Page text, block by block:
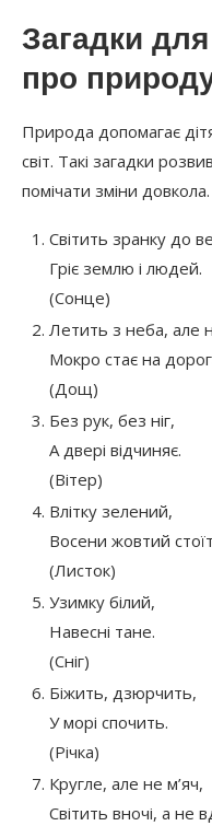
Загадки для
про
Природа допомагає
світ. Такі загадки
помічати зміни довкола.
Світить зранку до
Гріє землю і людей.
(Сонце)
Летить з неба, але
Мокро стає на
(Дощ)
Без рук, без ніг,
А двері відчиняє.
(Вітер)
Влітку зелений,
Восени жовтий
(Листок)
Узимку білий,
Навесні тане.
(Сніг)
Біжить, дзюрчить,
У морі спочить.
(Річка)
Кругле, але не м’яч,
Світить вночі, а не